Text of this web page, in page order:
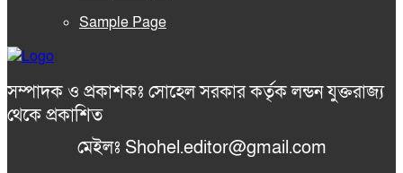
Sample Page
সম্পাদক ও প্রকাশকঃ সোহেল সরকার কর্তৃক লন্ডন যুক্তরাজ্য
থেকে প্রকাশিত
মেইলঃ Shohel.editor@gmail.com